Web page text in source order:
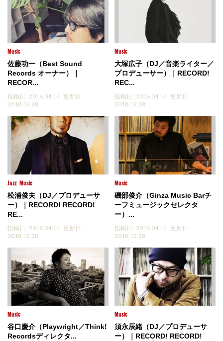
Music
佐藤功一（Best Sound
Records オーナー）｜
RECOR...
投稿日 : 2016.04.14 更新日 :
2018.12.28
Music
大塚広子（DJ／音楽ライター／
プロデューサー）｜RECORD!
REC...
投稿日 : 2016.04.14 更新日 :
2018.12.28
Jazz Music
松浦俊夫（DJ／プロデューサ
ー）｜RECORD! RECORD!
RE...
投稿日 : 2016.04.14 更新日 :
2018.12.28
Music
磯部俊介（Ginza Music Barチ
ーフミュージックセレクタ
ー）...
投稿日 : 2016.04.14 更新日 :
2018.12.28
Music
谷口慶介（Playwright／Think!
Recordsディレクタ...
Music
須永辰緒（DJ／プロデューサ
ー）｜RECORD! RECORD!